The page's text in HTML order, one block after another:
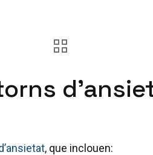
, que inclouen: